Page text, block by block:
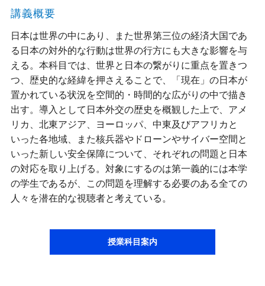
講義概要
日本は世界の中にあり、また世界第三位の経済大国であ
る日本の対外的な行動は世界の行方にも大きな影響を与
える。本科目では、世界と日本の繋がりに重点を置きつ
つ、歴史的な経緯を押さえることで、「現在」の日本が
置かれている状況を空間的・時間的な広がりの中で描き
出す。導入として日本外交の歴史を概観した上で、アメ
リカ、北東アジア、ヨーロッパ、中東及びアフリカと
いった各地域、また核兵器やドローンやサイバー空間と
いった新しい安全保障について、それぞれの問題と日本
の対応を取り上げる。対象にするのは第一義的には本学
の学生であるが、この問題を理解する必要のある全ての
人々を潜在的な視聴者と考えている。
授業科目案内